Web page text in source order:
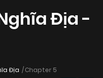
Địa -
Địa Chapter 5